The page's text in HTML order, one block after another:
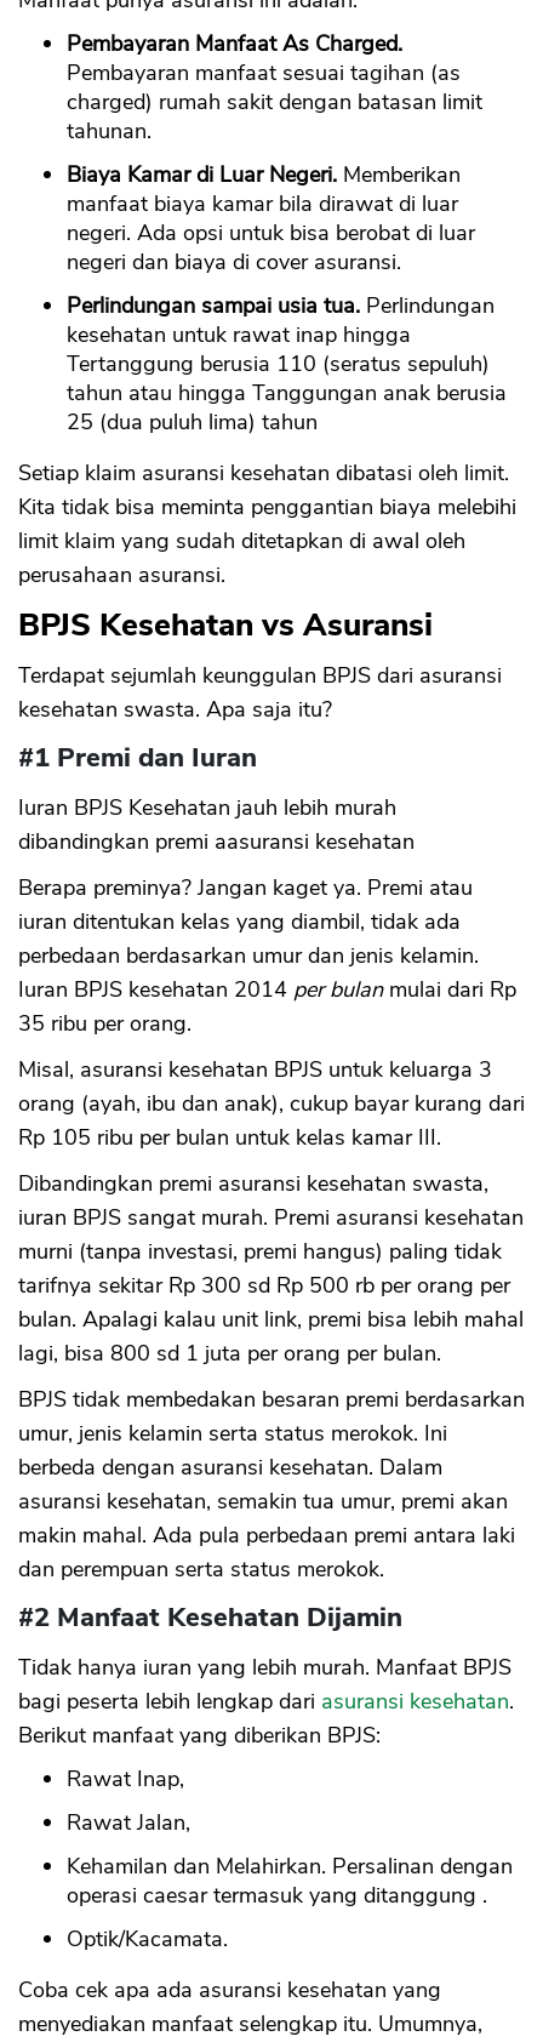
Pembayaran Manfaat As Charged.
Pembayaran manfaat sesuai tagihan (as
charged) rumah sakit dengan batasan limit
tahunan.
Biaya Kamar di Luar Negeri. Memberikan
manfaat biaya kamar bila dirawat di luar
negeri. Ada opsi untuk bisa berobat di luar
negeri dan biaya di cover asuransi.
Perlindungan sampai usia tua. Perlindungan
kesehatan untuk rawat inap hingga
Tertanggung berusia 110 (seratus sepuluh)
tahun atau hingga Tanggungan anak berusia
25 (dua puluh lima) tahun
Setiap klaim asuransi kesehatan dibatasi oleh limit.
Kita tidak bisa meminta penggantian biaya melebihi
limit klaim yang sudah ditetapkan di awal oleh
perusahaan asuransi.
BPJS Kesehatan vs Asuransi
Terdapat sejumlah keunggulan BPJS dari asuransi
kesehatan swasta. Apa saja itu?
#1 Premi dan Iuran
Iuran BPJS Kesehatan jauh lebih murah
dibandingkan premi aasuransi kesehatan
Berapa preminya? Jangan kaget ya. Premi atau
iuran ditentukan kelas yang diambil, tidak ada
perbedaan berdasarkan umur dan jenis kelamin.
Iuran BPJS kesehatan 2014 per bulanmulai dari Rp
35 ribu per orang.
Misal, asuransi kesehatan BPJS untuk keluarga 3
orang (ayah, ibu dan anak), cukup bayar kurang dari
Rp 105 ribu per bulan untuk kelas kamar III.
Dibandingkan premi asuransi kesehatan swasta,
iuran BPJS sangat murah. Premi asuransi kesehatan
murni (tanpa investasi, premi hangus) paling tidak
tarifnya sekitar Rp 300 sd Rp 500 rb per orang per
bulan. Apalagi kalau unit link, premi bisa lebih mahal
lagi, bisa 800 sd 1 juta per orang per bulan.
BPJS tidak membedakan besaran premi berdasarkan
umur, jenis kelamin serta status merokok. Ini
berbeda dengan asuransi kesehatan. Dalam
asuransi kesehatan, semakin tua umur, premi akan
makin mahal. Ada pula perbedaan premi antara laki
dan perempuan serta status merokok.
#2 Manfaat Kesehatan Dijamin
Tidak hanya iuran yang lebih murah. Manfaat BPJS
bagi peserta lebih lengkap dari asuransi kesehatan.
Berikut manfaat yang diberikan BPJS:
Rawat Inap,
Rawat Jalan,
Kehamilan dan Melahirkan. Persalinan dengan
operasi caesar termasuk yang ditanggung .
Optik/Kacamata.
Coba cek apa ada asuransi kesehatan yang
menyediakan manfaat selengkap itu. Umumnya,